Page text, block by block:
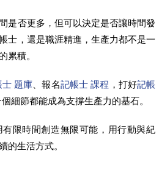
是否更多，但可以決定是否讓時間發
士，還是職涯精進，生產力都不是一
累積。
士 題庫、報名記帳士 課程 ，打好記帳
細節都能成為支撐生產力的基石。
限時間創造無限可能，用行動與紀
的生活方式。